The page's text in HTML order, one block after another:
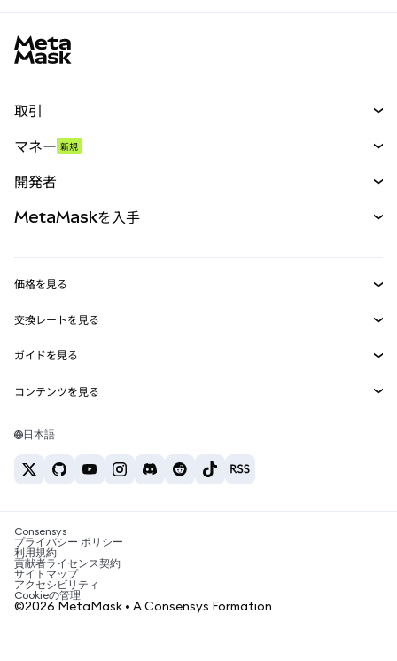
取引
パーペチュアル
RWA
マネー 新規
開発者
MetaMask Connect
Snaps
Web3サービス
MetaMaskを入手
セキュリティ
サポート
キャリア
お問い合わせ
価格を見る
イーサリアムの価格
Solanaの価格
Tetherの価格
交換レートを見る
ETH→USD
USDT→INR
BTC→INR
ETH→USDT
ガイドを見る
ETHの購入
USDTの購入
SHIBの購入
BNBの購入
コンテンツを見る
Solanaウォレット
税制関連ニュース
暗号資産の購入方法は？
ビットコインを売るには？
日本語
Consensys
プライバシー ポリシー
利用規約
貢献者ライセンス契約
サイトマップ
アクセシビリティ
Cookieの管理
©2026 MetaMask • A Consensys Formation